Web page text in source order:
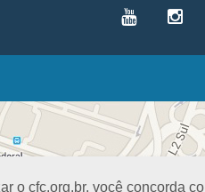
o cfc.org.br, você concorda